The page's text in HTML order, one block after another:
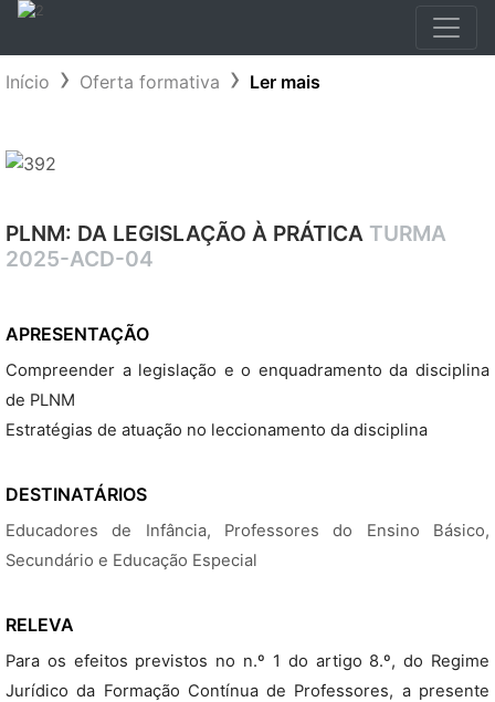
Início Oferta formativa Ler mais
PLNM: DA LEGISLAÇÃO À PRÁTICA TURMA
2025-ACD-04
APRESENTAÇÃO
Compreender a legislação e o enquadramento da disciplina
de PLNM
Estratégias de atuação no leccionamento da disciplina
DESTINATÁRIOS
Educadores de Infância, Professores do Ensino Básico,
Secundário e Educação Especial
RELEVA
Para os efeitos previstos no n.º 1 do artigo 8.º, do Regime
Jurídico da Formação Contínua de Professores, a presente